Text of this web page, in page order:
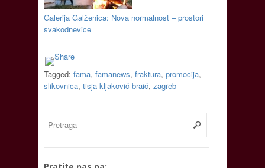
Galerija Galženica: Nova normalnost – prostori
svakodnevice
Tagged: fama, famanews, fraktura, promocija,
slikovnica, tisja kljaković braić, zagreb